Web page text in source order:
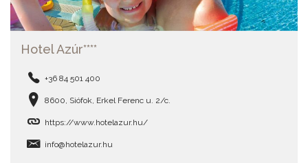
Hotel Azúr****
+36 84 501 400
8600, Siófok, Erkel Ferenc u. 2/c.
https://www.hotelazur.hu/
info@hotelazur.hu